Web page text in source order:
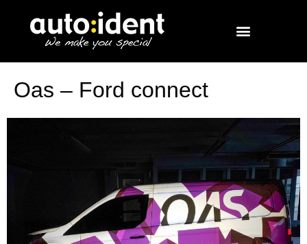
Oas – Ford connect